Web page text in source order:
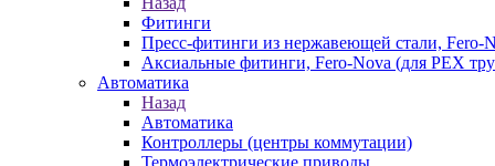
Фитинги
Пресс-фитинги из нержавеющей стали, Fero-
Аксиальные фитинги, Fero-Nova (для PEX
Автоматика
Назад
Автоматика
Контроллеры (центры коммутации)
Термоэлектрические приводы